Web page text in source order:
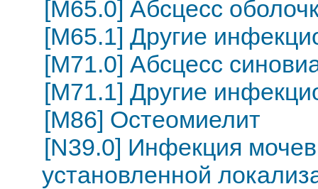
[M65.0] Абсцесс
[M65.1] Другие
[M71.0] Абсцесс
[M71.1] Другие
[M86] Остеомиелит
[N39.0] Инфекция
установленной